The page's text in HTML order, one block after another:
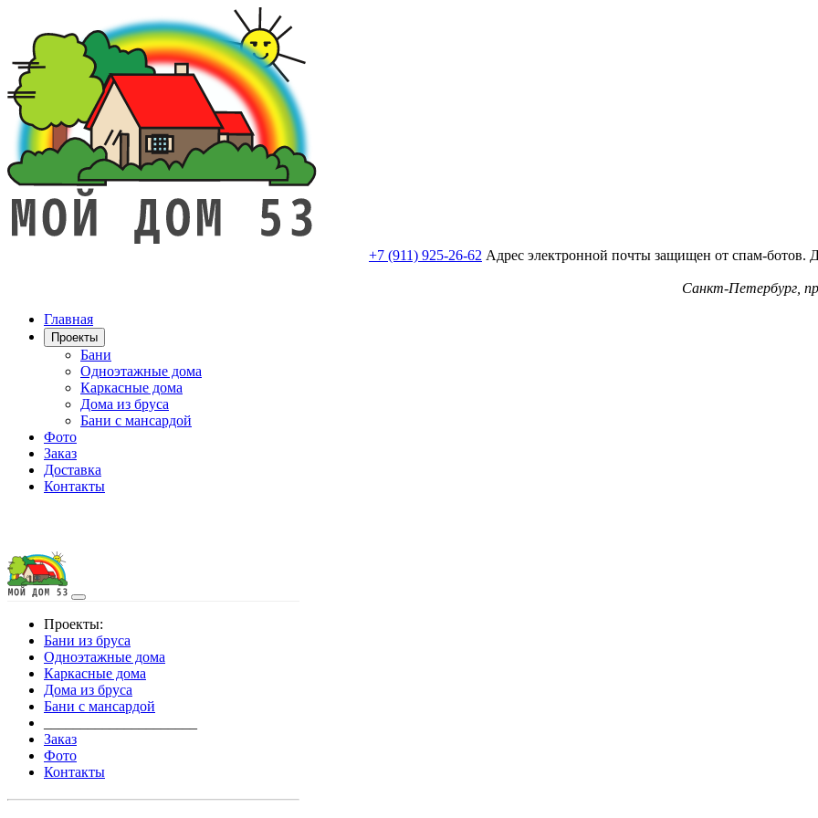
+7 (911) 925-26-62 Адрес электронной почты защищен от спам-ботов.
Санкт-Петербург,
Главная
Проекты
Бани
Одноэтажные дома
Каркасные дома
Дома из бруса
Бани с мансардой
Фото
Заказ
Доставка
Контакты
Проекты:
Бани из бруса
Одноэтажные дома
Каркасные дома
Дома из бруса
Бани с мансардой
Заказ
Фото
Контакты